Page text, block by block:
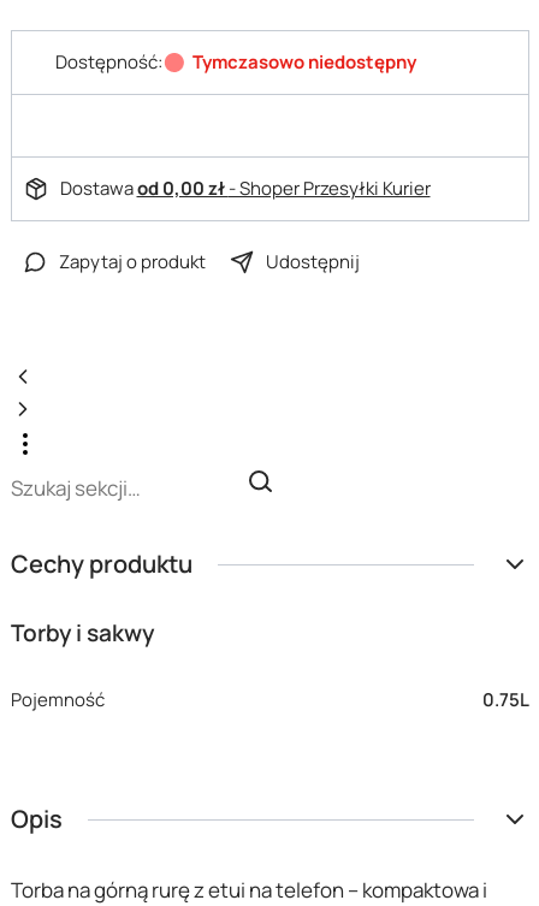
Dostępność: Tymczasowo niedostępny
Dostawaod 0,00 zł- Shoper Przesyłki Kurier
Zapytaj o produkt Udostępnij
Cechy produktu
Torby i sakwy
Pojemność 0.75L
Opis
Torba na górną rurę z etui na telefon – kompaktowa i